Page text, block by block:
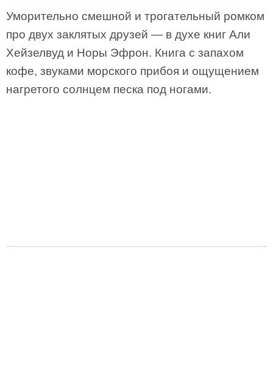
Уморительно смешной и трогательный ромком
про двух заклятых друзей — в духе книг Али
Хейзелвуд и Норы Эфрон. Книга с запахом
кофе, звуками морского прибоя и ощущением
нагретого солнцем песка под ногами.